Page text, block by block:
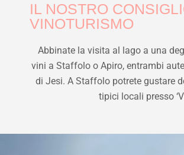
IL NOSTRO
VINOTURISMO
Abbinate la visita al lago a una
vini a Staffolo o Apiro, entrambi
di Jesi. A Staffolo potrete gustare
tipici locali presso